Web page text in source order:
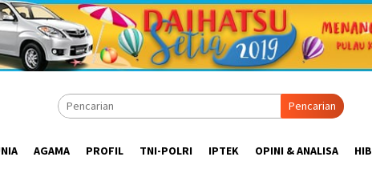
Pencarian
AGAMA PROFIL TNI-POLRI IPTEK OPINI & ANALISA